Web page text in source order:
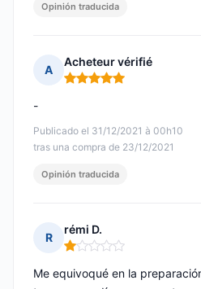
Opinión traducida
A
Acheteur vérifié
Nota: 5 de 5
Publicado el 31/12/2021 à 00h10
tras una compra de 23/12/2021
-
Opinión traducida
R
rémi D.
Nota: 1 de 5
Me equivoqué en la